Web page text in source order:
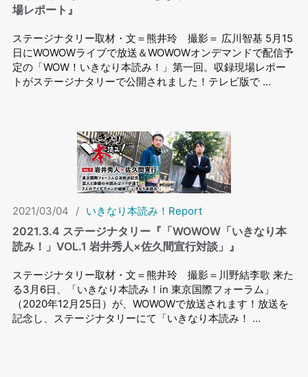
場レポート』
ステージナタリー取材・文＝熊井玲 撮影＝ 広川智基 5月15
日にWOWOWライブで放送＆WOWOWオンデマンドで配信予
定の「WOW！いきなり本読み！」第一回。収録現場レポー
トがステージナタリーで公開されました！テレビ版で …
2021/03/04 / いきなり本読み！Report
2021.3.4 ステージナタリー『「WOWOW「いきなり本
読み！」VOL.1 岩井秀⼈×佐久間宣⾏対談」』
ステージナタリー取材・文＝熊井玲 撮影＝川野結李歌 来た
る3月6日、「いきなり本読み！in 東京国際フォーラム」
（2020年12月25日）が、WOWOWで放送されます！放送を
記念し、ステージナタリーにて「いきなり本読み！ …